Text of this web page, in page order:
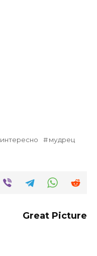
интересно
мудрец
Great Picture